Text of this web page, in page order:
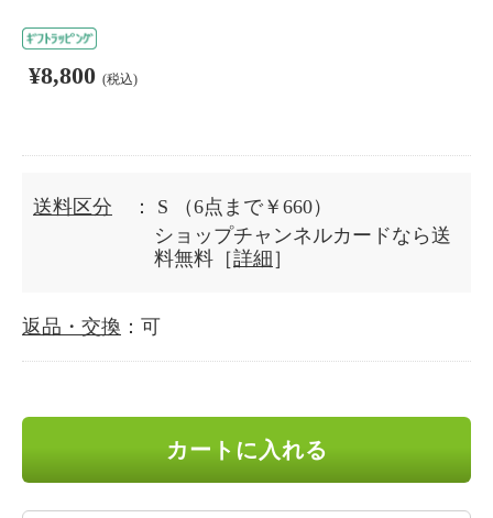
¥8,800 (税込)
送料区分 ： S
（6点まで￥660）
ショップチャンネルカードなら送
料無料［詳細 ］
返品・交換 ：可
カートに入れる